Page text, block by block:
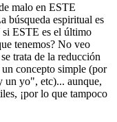
malo en ESTE
búsqueda espiritual es
ESTE es el último
tenemos? No veo
trata de la reducción
concepto simple (por
un yo", etc)... aunque,
¡por lo que tampoco